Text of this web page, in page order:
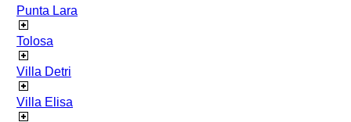
Punta Lara
Tolosa
Villa Detri
Villa Elisa